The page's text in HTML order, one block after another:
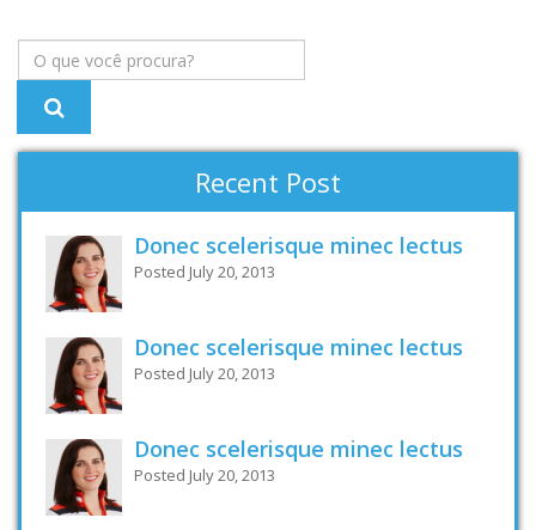
Recent Post
Donec scelerisque minec lectus
Posted July 20, 2013
Donec scelerisque minec lectus
Posted July 20, 2013
Donec scelerisque minec lectus
Posted July 20, 2013